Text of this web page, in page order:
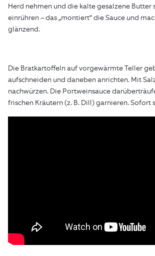
Herd nehmen und die kalte gesalzene Butter
einrühren – das „montiert“ die Sauce und
glänzend.
Die Bratkartoffeln auf vorgewärmte Teller
aufschneiden und daneben anrichten. Mit
nachwürzen. Die Portweinsauce
frischen Kräutern (z. B. Dill) garnieren. Sofort